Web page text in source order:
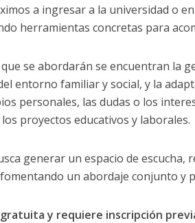
a ingresar a la universidad o
herramientas concretas para
se abordarán se encuentran la
entorno familiar y social, y la
personales, las dudas o los
proyectos educativos y laborales.
generar un espacio de
un abordaje conjunto y
y requiere inscripción